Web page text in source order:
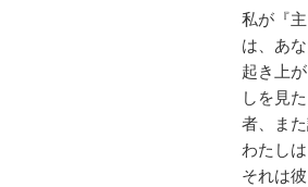
私が『
は、あ
起き上
しを見
者、ま
わたし
それは